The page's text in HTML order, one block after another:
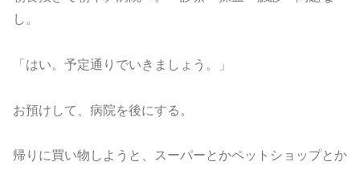
し。
「はい。予定通りでいきましょう。」
お預けして、病院を後にする。
帰りに買い物しようと、スーパーとかペットショップとか